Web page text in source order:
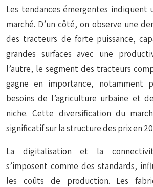
Les tendances émergentes indiquent
marché. D’un côté, on observe une
des tracteurs de forte puissance,
grandes surfaces avec une
l’autre, le segment des tracteurs
gagne en importance, notamment
besoins de l’agriculture urbaine et
niche. Cette diversification du
significatif sur la structure des prix en
La digitalisation et la
s’imposent comme des standards,
les coûts de production. Les